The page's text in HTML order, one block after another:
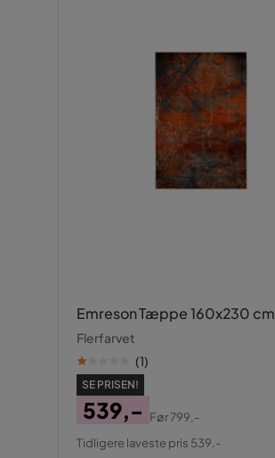
Emreson Tæppe 160x230 cm
Flerfarvet
(1)
SE PRISEN!
Pris
539,-
Original
Før799,-
Tidligere laveste pris 539,-